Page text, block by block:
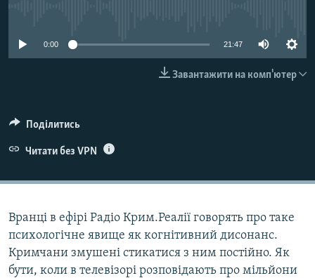
УКРАЇНСЬКА ПРОБЛЕМА КРИМУ
Qırımtatar
Усі сайти RFE/RL
0:00 21:47
Завантажити на комп'ютер
Поділитись
Читати без VPN
Вранці в ефірі Радіо Крим.Реалії говорять про таке
психологічне явище як когнітивний дисонанс.
Кримчани змушені стикатися з ним постійно. Як
бути, коли в телевізорі розповідають про мільйони